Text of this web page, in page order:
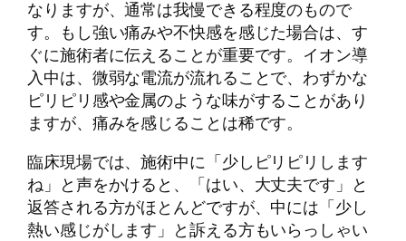
なりますが、通常は我慢できる程度のもので
す。もし強い痛みや不快感を感じた場合は、す
ぐに施術者に伝えることが重要です。イオン導
入中は、微弱な電流が流れることで、わずかな
ピリピリ感や金属のような味がすることがあり
ますが、痛みを感じることは稀です。
臨床現場では、施術中に「少しピリピリします
ね」と声をかけると、「はい、大丈夫です」と
返答される方がほとんどですが、中には「少し
熱い感じがします」と訴える方もいらっしゃい